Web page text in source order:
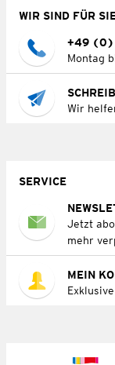
WIR SIND FÜR
+49 (0)
Montag
Wir
SERVICE
Jetzt
mehr
MEIN